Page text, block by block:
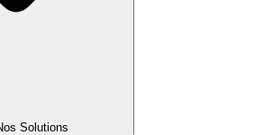
Solutions